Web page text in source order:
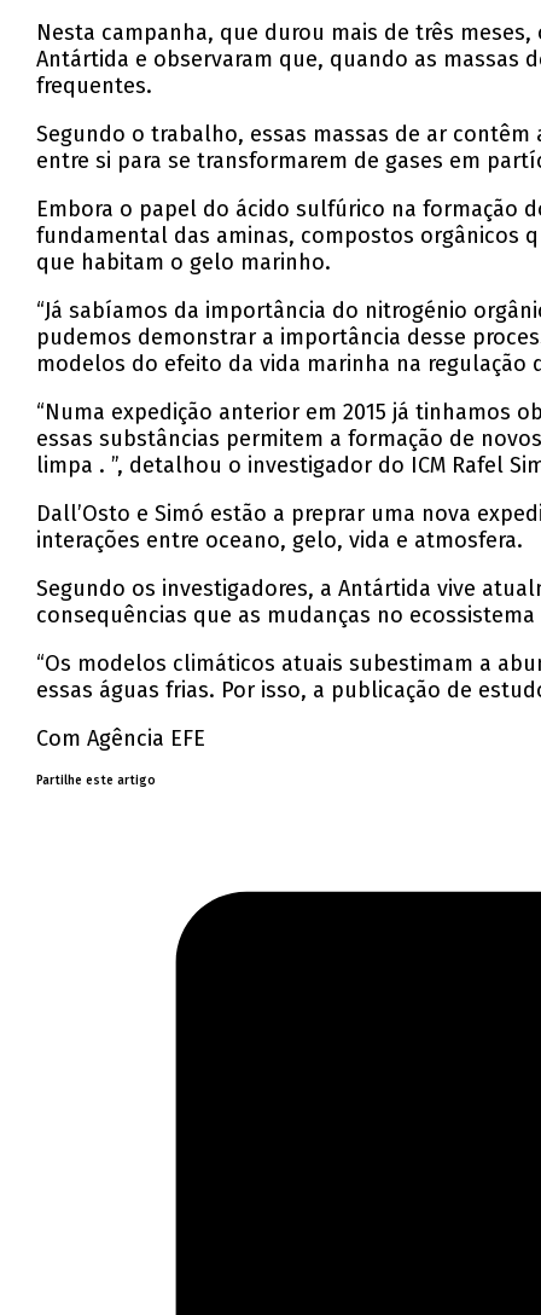
Nesta campanha, que durou mais de três
Antártida e observaram que, quando as massas
frequentes.
Segundo o trabalho, essas massas de ar
entre si para se transformarem de gases em
Embora o papel do ácido sulfúrico na formação
fundamental das aminas, compostos orgânicos
que habitam o gelo marinho.
“Já sabíamos da importância do nitrogénio
pudemos demonstrar a importância desse
modelos do efeito da vida marinha na regulação
“Numa expedição anterior em 2015 já tinhamos
essas substâncias permitem a formação de
limpa . ”, detalhou o investigador do ICM Rafel
Dall’Osto e Simó estão a preprar uma nova
interações entre oceano, gelo, vida e atmosfera.
Segundo os investigadores, a Antártida vive
consequências que as mudanças no
“Os modelos climáticos atuais subestimam a
essas águas frias. Por isso, a publicação de
Com Agência EFE
Partilhe este artigo